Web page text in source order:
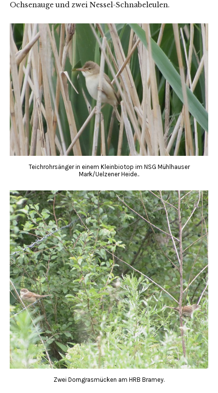
Ochsenauge und zwei Nessel-Schnabeleulen.
Teichrohrsänger in einem Kleinbiotop im NSG Mühlhauser
Mark/Uelzener Heide..
Zwei Dorngrasmücken am HRB Bramey.